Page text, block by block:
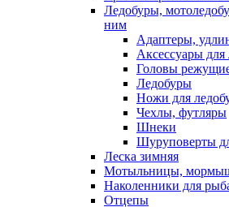
Ледобуры,
ним
Адаптеры,
Аксессуары для
Головы
Ледобуры
Ножи для
Чехлы, футляры
Шнеки
Шуруповерты
Леска зимняя
Мотыльницы,
Наколенники для
Отцепы